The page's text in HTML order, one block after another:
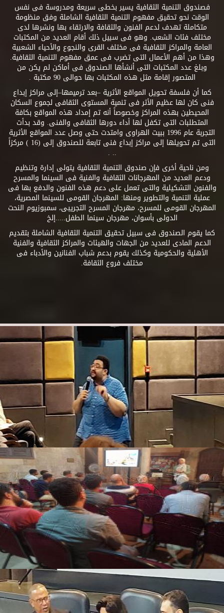
فصندوق التنمية الثقافية يسير بخطى سريعة ومدروسة فى نفس
الوقت نحو تحقيق مفهوم التنمية الثقافية الشاملة وفق منظومة
متكاملة تهدف لدعم الفنون والثقافة والارتقاء بها ونشرها لدى
مختلف فئات الشعب. وهو فى سبيل ذلك أقام العديد من المكتبات
العامة والمراكز الثقافية فى مختلف القرى والنجوع والأحياء الشعبية
وهذا من أهم الأعمال التى تضرب فى عمق مفهوم التنمية الثقافية.
وبلغ عدد المكتبات التى أنشأها الصندوق فى أماكن لم يكن من
المتصور إقامة مثل هذه المكتبات بها حوالى 90 مكتبة .
كما أن فلسفة تحويل المواقع الأثرية –بعد ترميمها–إلى مراكز إبداع
فنى كان لها عظيم الأثر فى تنمية المستوى الثقافى لجموع السكان
المحيطين بهذه المراكز وخصوصاً أنه تم إمداد هذه المواقع بكافة
المتطلبات التى تكفل لها أداء دورها الثقافى والفنى. وقد بدأت
التجربة عام 1996 ببيت الهراوى وامتدت حتى وصل عدد المواقع الأثرية
التى تم تحويلها إلى مراكز إبداع فنى تابعة للصندوق إلى (16 ) مركزاً
.. .
ومن ناحية أخرى فإن صندوق التنمية الثقافية يتولى إدارة وتنظيم
ودعم العديد من المهرجانات الثقافية والفنية فى السينما والمسرح
والفنون التشكيلية والتى تعمل على دعم هذه الفنون والدفع بها فى
عملية التنمية والتطوير ومنها: المهرجان القومى للسينما المصرية،
المهرجان القومى للمسرح، مهرجان المسرح التجريبى، سمبوزيوم النحت
الدولى بأسوان، مهرجان سينما الطفل.....إلخ
كما يقوم الصندوق فى سبيل تحقيق التنمية الثقافية الشاملة بتقديم
الدعم المادى للعديد من الجهات والهيئات والمراكز الثقافية والفنية
الأهلية والحكومية وكذلك يقوم بدعم شباب الفنانين والأدباء فى
مختلف فروع الثقافة.